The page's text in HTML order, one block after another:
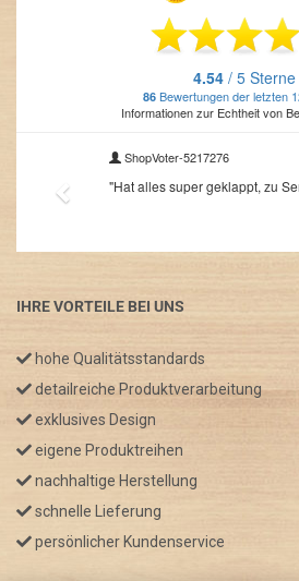
IHRE VORTEILE BEI UNS
hohe Qualitätsstandards
detailreiche Produktverarbeitung
exklusives Design
eigene Produktreihen
nachhaltige Herstellung
schnelle Lieferung
persönlicher Kundenservice